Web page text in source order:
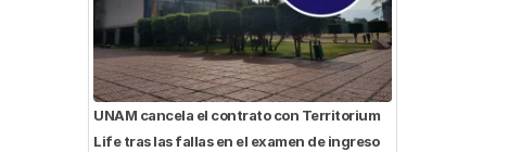
UNAM cancela el contrato con Territorium
Life tras las fallas en el examen de ingreso